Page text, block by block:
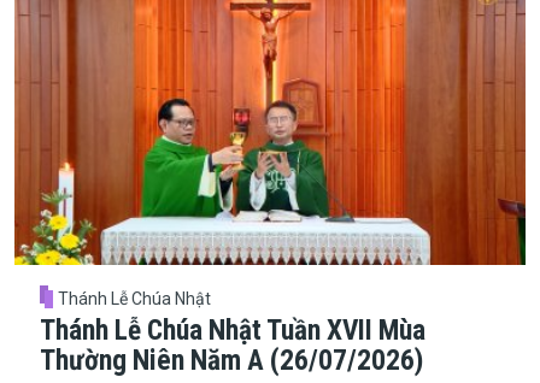
Thánh Lễ Chúa Nhật
Thánh Lễ Chúa Nhật Tuần XVII Mùa
Thường Niên Năm A (26/07/2026)